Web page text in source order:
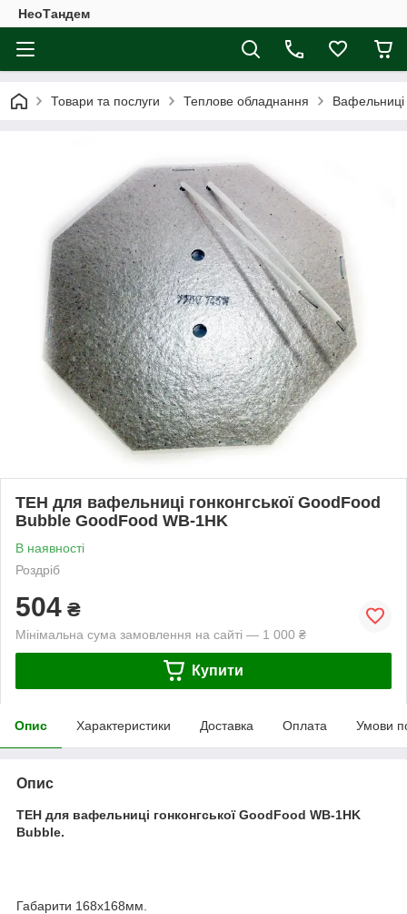
НеоТандем
Товари та послуги Теплове обладнання Вафельниці
ТЕН для вафельниці гонконгської GoodFood
Bubble GoodFood WB-1HK
В наявності
Роздріб
504 ₴
Мінімальна сума замовлення на сайті — 1 000 ₴
Купити
Опис Характеристики Доставка Оплата Умови
Опис
ТЕН для вафельниці гонконгської GoodFood WB-1HK
Bubble.
Габарити 168х168мм.